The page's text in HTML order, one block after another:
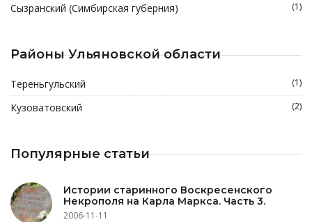
Сызранский (Симбирская губерния) (1)
Районы Ульяновской области
Тереньгульский (1)
Кузоватовский (2)
Популярные статьи
Истории старинного Воскресенского
Некрополя на Карла Маркса. Часть 3.
2006-11-11